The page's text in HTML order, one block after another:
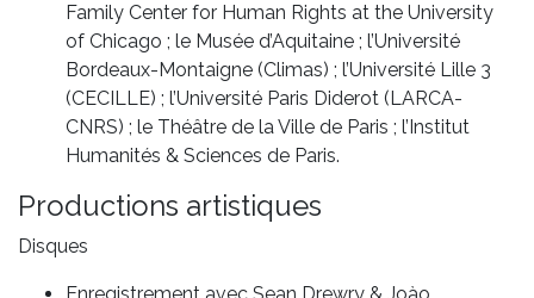
Family Center for Human Rights at the University
of Chicago ; le Musée d’Aquitaine ; l’Université
Bordeaux-Montaigne (Climas) ; l’Université Lille 3
(CECILLE) ; l’Université Paris Diderot (LARCA-
CNRS) ; le Théâtre de la Ville de Paris ; l’Institut
Humanités & Sciences de Paris.
Productions artistiques
Disques